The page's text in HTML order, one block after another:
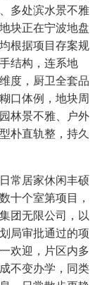
多处滨水景不雅
块正在宁波地盘
根据项目存案规
结构，连系地
度，厨卫全套品
口体例，地块周
林景不雅、户外
朴直轨整，持久
常居家休闲丰硕
十个室第项目，
团无限公司，以
局审批通过的项
欢迎，片区内多
不变办学，同类